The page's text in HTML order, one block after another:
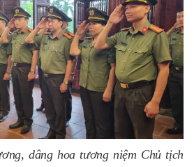
dâng hoa tương niệm Chủ tịch